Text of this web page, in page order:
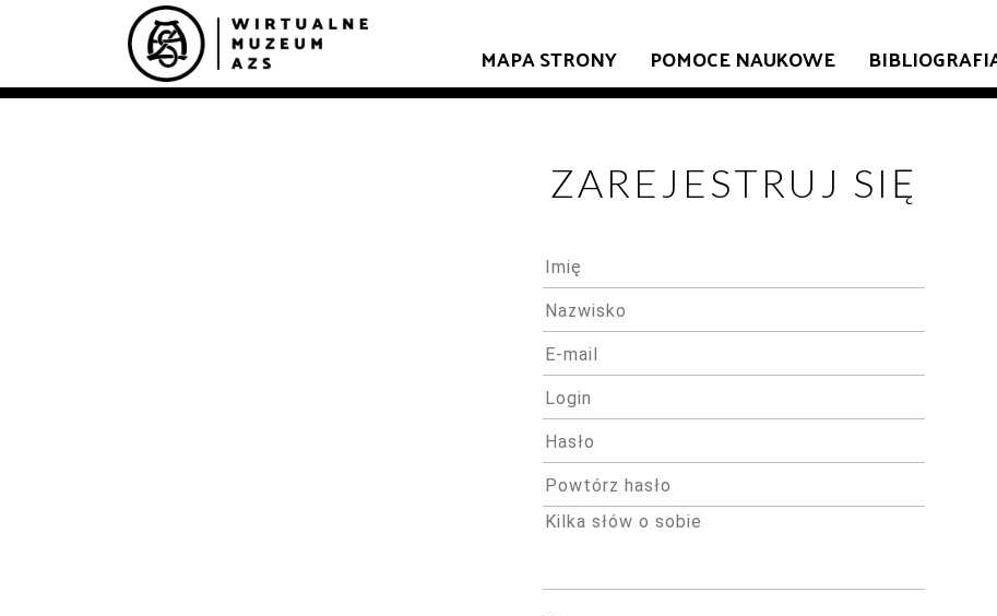
MAPA STRONY POMOCE NAUKOWE
ZAREJESTRUJ SIĘ